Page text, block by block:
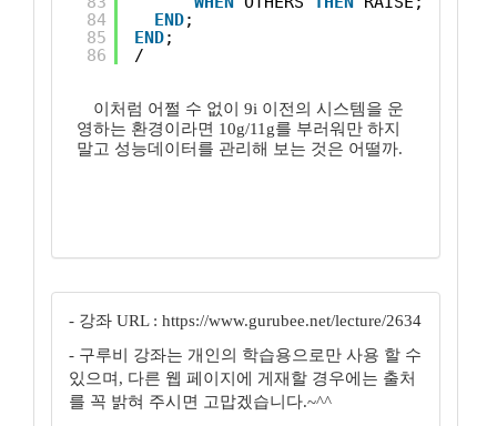
84
85
86
END;
END;
/
이처럼 어쩔 수 없이 9i 이전의 시스템을 운
영하는 환경이라면 10g/11g를 부러워만 하지
말고 성능데이터를 관리해 보는 것은 어떨까.
- 강좌 URL : https://www.gurubee.net/lecture/2634
- 구루비 강좌는 개인의 학습용으로만 사용 할 수
있으며, 다른 웹 페이지에 게재할 경우에는 출처
를 꼭 밝혀 주시면 고맙겠습니다.~^^